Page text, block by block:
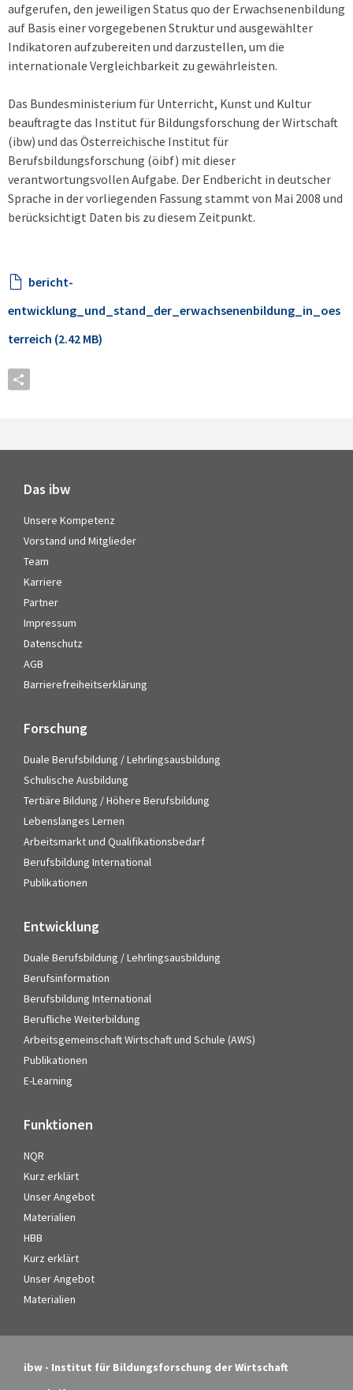
aufgerufen, den jeweiligen Status quo der Erwachsenenbildung
auf Basis einer vorgegebenen Struktur und ausgewählter
Indikatoren aufzubereiten und darzustellen, um die
internationale Vergleichbarkeit zu gewährleisten.
Das Bundesministerium für Unterricht, Kunst und Kultur
beauftragte das Institut für Bildungsforschung der Wirtschaft
(ibw) und das Österreichische Institut für
Berufsbildungsforschung (öibf) mit dieser
verantwortungsvollen Aufgabe. Der Endbericht in deutscher
Sprache in der vorliegenden Fassung stammt von Mai 2008 und
berücksichtigt Daten bis zu diesem Zeitpunkt.
bericht-
entwicklung_und_stand_der_erwachsenenbildung_in_oes
terreich (2.42 MB)
Das ibw
Unsere Kompetenz
Vorstand und Mitglieder
Team
Karriere
Partner
Impressum
Datenschutz
AGB
Barrierefreiheitserklärung
Forschung
Duale Berufsbildung / Lehrlingsausbildung
Schulische Ausbildung
Tertiäre Bildung / Höhere Berufsbildung
Lebenslanges Lernen
Arbeitsmarkt und Qualifikationsbedarf
Berufsbildung International
Publikationen
Entwicklung
Duale Berufsbildung / Lehrlingsausbildung
Berufsinformation
Berufsbildung International
Berufliche Weiterbildung
Arbeitsgemeinschaft Wirtschaft und Schule (AWS)
Publikationen
E-Learning
Funktionen
NQR
Kurz erklärt
Unser Angebot
Materialien
HBB
Kurz erklärt
Unser Angebot
Materialien
ibw - Institut für Bildungsforschung der Wirtschaft